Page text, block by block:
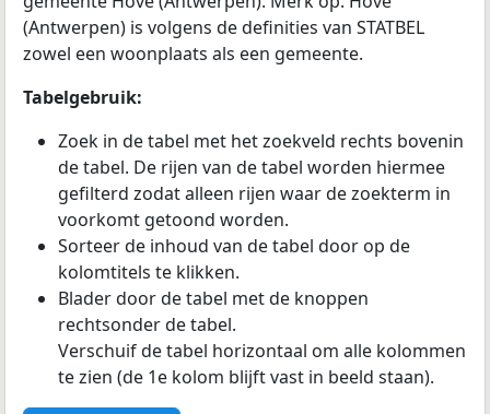
(Antwerpen) is volgens de definities van STATBEL
zowel een woonplaats als een gemeente.
Tabelgebruik:
Zoek in de tabel met het zoekveld rechts bovenin
de tabel. De rijen van de tabel worden hiermee
gefilterd zodat alleen rijen waar de zoekterm in
voorkomt getoond worden.
Sorteer de inhoud van de tabel door op de
kolomtitels te klikken.
Blader door de tabel met de knoppen
rechtsonder de tabel.
Verschuif de tabel horizontaal om alle kolommen
te zien (de 1e kolom blijft vast in beeld staan).